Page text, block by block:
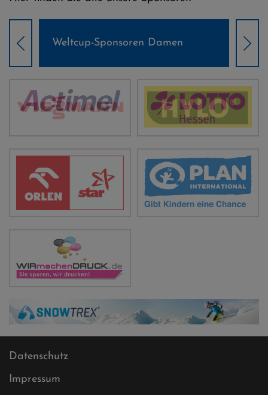
Weltcup-Sponsoren Damen